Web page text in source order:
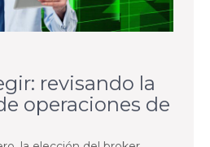
revisando la
operaciones de